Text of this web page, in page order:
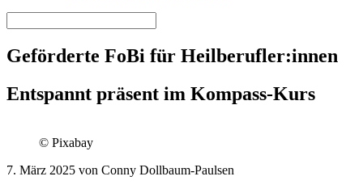
Geförderte FoBi für Heilberufler:innen
Entspannt präsent im Kompass-Kurs
© Pixabay
7. März 2025 von Conny Dollbaum-Paulsen